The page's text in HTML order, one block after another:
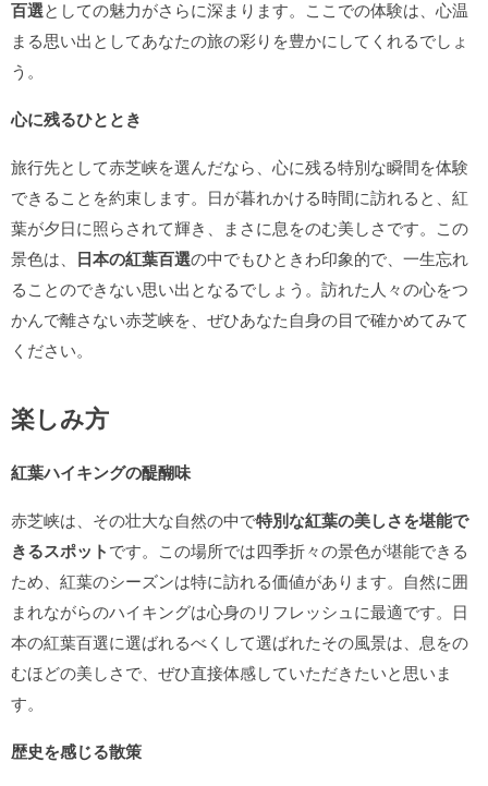
百選としての魅力がさらに深まります。ここでの体験は、心温
まる思い出としてあなたの旅の彩りを豊かにしてくれるでしょ
う。
心に残るひととき
旅行先として赤芝峡を選んだなら、心に残る特別な瞬間を体験
できることを約束します。日が暮れかける時間に訪れると、紅
葉が夕日に照らされて輝き、まさに息をのむ美しさです。この
景色は、 日本の紅葉百選の中でもひときわ印象的で、一生忘れ
ることのできない思い出となるでしょう。訪れた人々の心をつ
かんで離さない赤芝峡を、ぜひあなた自身の目で確かめてみて
ください。
楽しみ方
紅葉ハイキングの醍醐味
赤芝峡は、その壮大な自然の中で特別な紅葉の美しさを堪能で
きるスポットです。この場所では四季折々の景色が堪能できる
ため、紅葉のシーズンは特に訪れる価値があります。自然に囲
まれながらのハイキングは心身のリフレッシュに最適です。日
本の紅葉百選に選ばれるべくして選ばれたその風景は、息をの
むほどの美しさで、ぜひ直接体感していただきたいと思いま
す。
歴史を感じる散策